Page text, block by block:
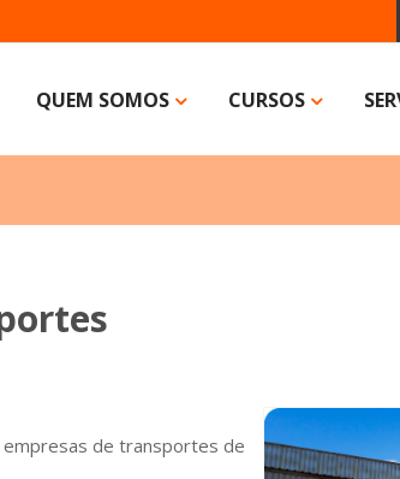
QUEM SOMOS CURSOS
de transportes de